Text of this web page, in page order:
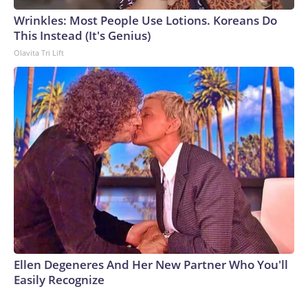
Wrinkles: Most People Use Lotions. Koreans Do
This Instead (It's Genius)
Olavita Tri Lift
Ellen Degeneres And Her New Partner Who You'll
Easily Recognize